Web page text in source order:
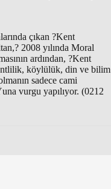
çıkan ?Kent
2008 yılında Moral
ardından, ?Kent
köylülük, din ve bilim
sadece cami
vurgu yapılıyor. (0212